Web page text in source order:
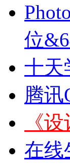
位
十天
腾讯
《
在线